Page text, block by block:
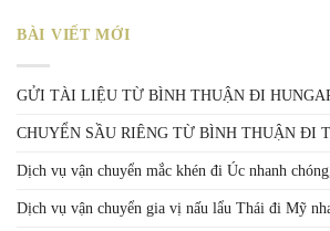
BÀI VIẾT MỚI
GỬI TÀI LIỆU TỪ BÌNH THUẬN ĐI
CHUYỂN SẦU RIÊNG TỪ BÌNH THUẬN ĐI
Dịch vụ vận chuyển mắc khén đi Úc nhanh
Dịch vụ vận chuyển gia vị nấu lẩu Thái đi Mỹ